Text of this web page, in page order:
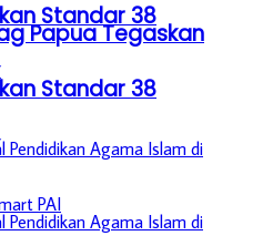
Standar 38
Papua Tegaskan
Standar 38